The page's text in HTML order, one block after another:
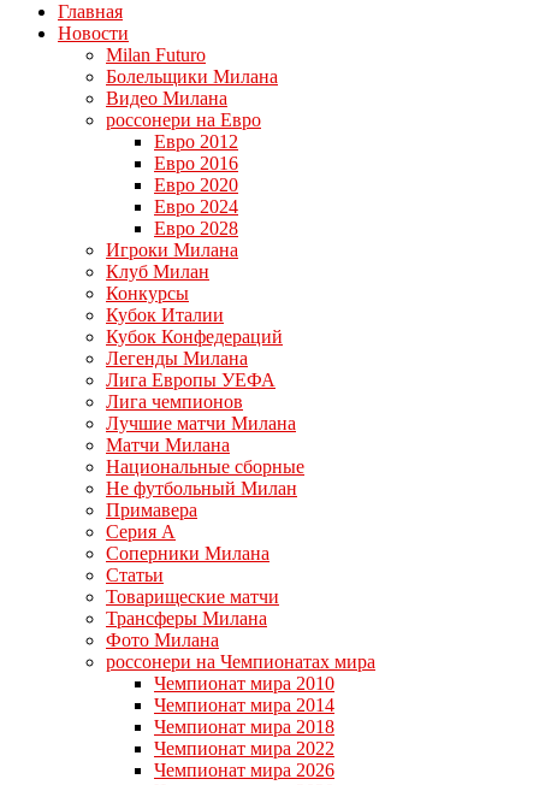
Главная
Новости
Milan Futuro
Болельщики Милана
Видео Милана
россонери на Евро
Евро 2012
Евро 2016
Евро 2020
Евро 2024
Евро 2028
Игроки Милана
Клуб Милан
Конкурсы
Кубок Италии
Кубок Конфедераций
Легенды Милана
Лига Европы УЕФА
Лига чемпионов
Лучшие матчи Милана
Матчи Милана
Национальные сборные
Не футбольный Милан
Примавера
Серия А
Соперники Милана
Статьи
Товарищеские матчи
Трансферы Милана
Фото Милана
россонери на Чемпионатах мира
Чемпионат мира 2010
Чемпионат мира 2014
Чемпионат мира 2018
Чемпионат мира 2022
Чемпионат мира 2026